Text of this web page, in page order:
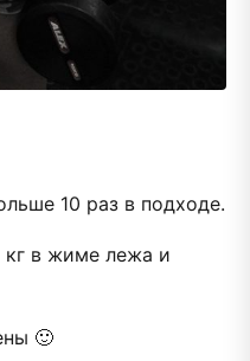
10 раз в подходе.
кг в жиме лежа и
🙂